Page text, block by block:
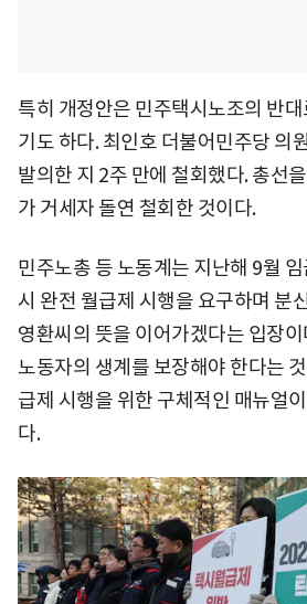
특히 개정안은 민주택시노조의 반
기도 하다. 최인호 더불어민주당 의
발의한 지 2주 만에 철회했다. 총선
가 거세자 돌연 철회한 것이다.
민주노총 등 노동계는 지난해 9월
시 완전 월급제 시행을 요구하며 분
영환씨의 뜻을 이어가겠다는 입장이
노동자의 생계를 보장해야 한다는
급제 시행을 위한 구체적인 매뉴얼
다.